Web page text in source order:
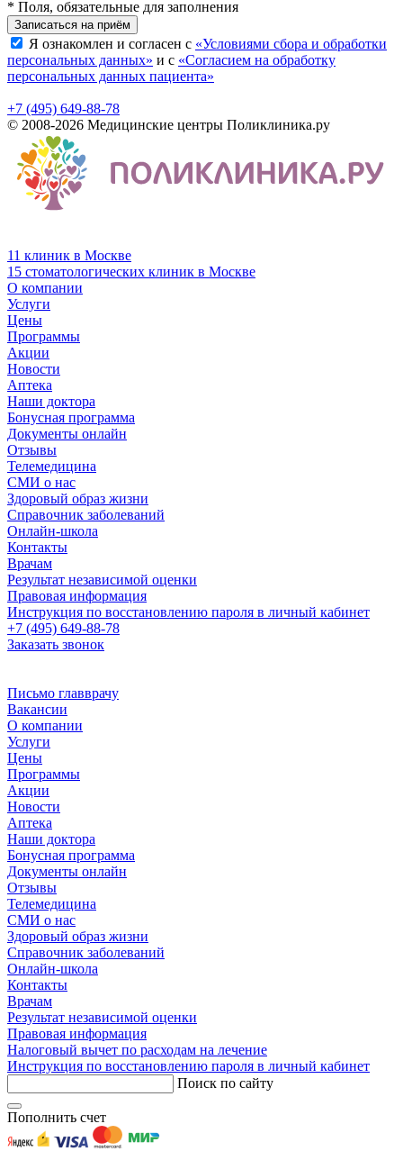
* Поля, обязательные для заполнения
Записаться на приём
Я ознакомлен и согласен с «Условиями сбора и обработки
персональных данных» и с «Согласием на обработку
персональных данных пациента»
+7 (495) 649-88-78
© 2008-2026 Медицинские центры Поликлиника.ру
11 клиник в Москве
15 стоматологических клиник в Москве
О компании
Услуги
Цены
Программы
Акции
Новости
Аптека
Наши доктора
Бонусная программа
Документы онлайн
Отзывы
Телемедицина
СМИ о нас
Здоровый образ жизни
Справочник заболеваний
Онлайн-школа
Контакты
Врачам
Результат независимой оценки
Правовая информация
Инструкция по восстановлению пароля в личный кабинет
+7 (495) 649-88-78
Заказать звонок
Письмо главврачу
Вакансии
О компании
Услуги
Цены
Программы
Акции
Новости
Аптека
Наши доктора
Бонусная программа
Документы онлайн
Отзывы
Телемедицина
СМИ о нас
Здоровый образ жизни
Справочник заболеваний
Онлайн-школа
Контакты
Врачам
Результат независимой оценки
Правовая информация
Налоговый вычет по расходам на лечение
Инструкция по восстановлению пароля в личный кабинет
Поиск по сайту
Пополнить счет